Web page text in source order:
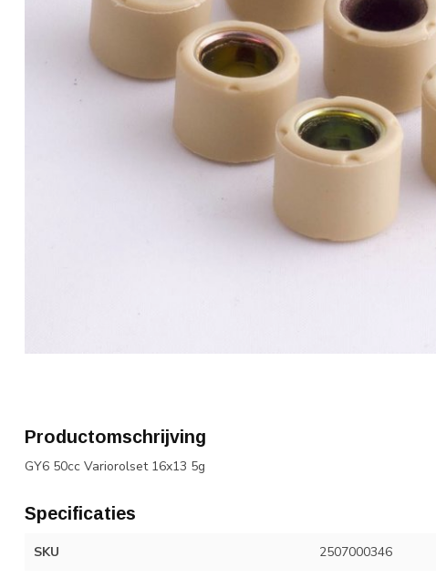
Productomschrijving
GY6 50cc Variorolset 16x13 5g
Specificaties
SKU 2507000346